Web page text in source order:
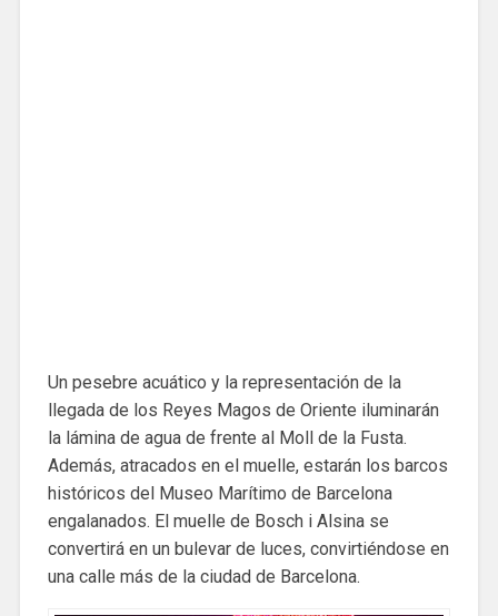
Un pesebre acuático y la representación de la
llegada de los Reyes Magos de Oriente iluminarán
la lámina de agua de frente al Moll de la Fusta.
Además, atracados en el muelle, estarán los barcos
históricos del Museo Marítimo de Barcelona
engalanados. El muelle de Bosch i Alsina se
convertirá en un bulevar de luces, convirtiéndose en
una calle más de la ciudad de Barcelona.